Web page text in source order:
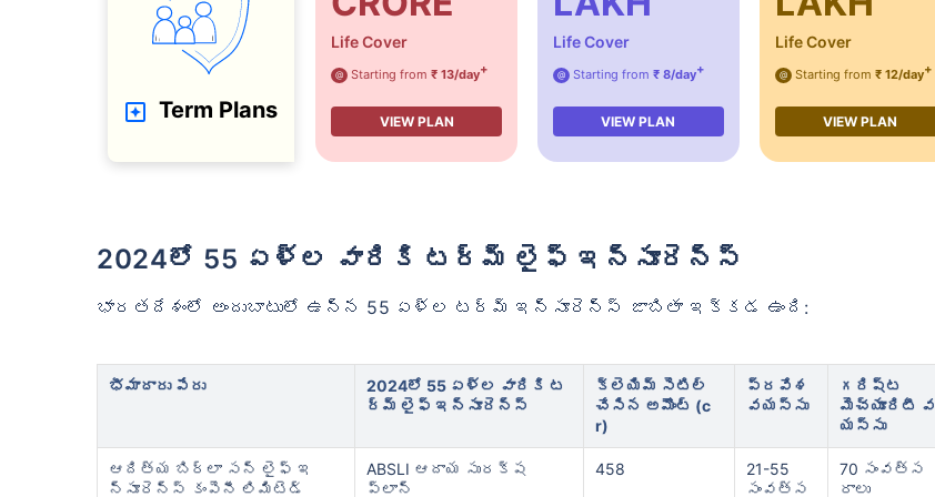
Term Plans
Life Cover
@ Starting from ₹ 13/day+
VIEW PLAN
Life Cover
@ Starting from ₹ 8/day+
VIEW PLAN
Life Cover
@ Starting from ₹ 12/day+
VIEW PLAN
2024లో 55 ఏళ్ల వారికి టర్మ్ లైఫ్ ఇన్సూరెన్స్
భారతదేశంలో అందుబాటులో ఉన్న 55 ఏళ్ల టర్మ్ ఇన్సూరెన్స్ జాబితా ఇక్కడ ఉంది:
భీమాదారు పేరు
2024లో 55 ఏళ్ల వారికి ట
ర్మ్ లైఫ్ ఇన్సూరెన్స్
క్లెయిమ్ సెటిల్
చేసిన అమౌంట్ (c
r)
ప్రవేశ
వయస్సు
గరిష్ట
మెచ్యూరిటీ వ
యస్సు
ఆదిత్య బిర్లా సన్ లైఫ్ ఇ
న్సూరెన్స్ కంపెనీ లిమిటెడ్
ABSLI ఆదాయ సురక్ష
ప్లాన్
458
21-55
సంవత్స
70 సంవత్స
రాలు